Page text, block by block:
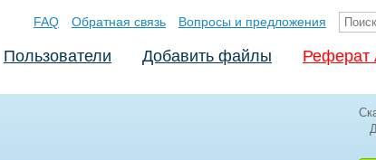
FAQ Обратная связь Вопросы и предложения
Пользователи Добавить файлы Реферат